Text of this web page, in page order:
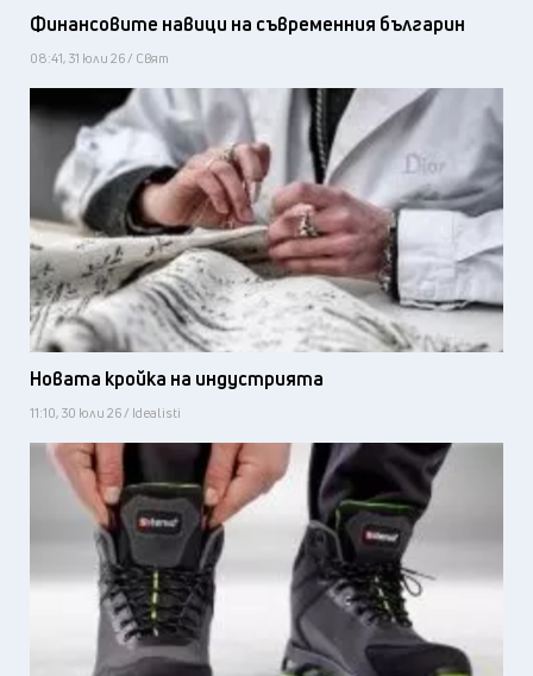
Финансовите навици на съвременния българин
08:41, 31 юли 26 / Свят
Новата кройка на индустрията
11:10, 30 юли 26 / Idealisti